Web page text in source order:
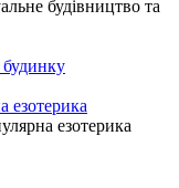
будівництво та
езотерика
езотерика